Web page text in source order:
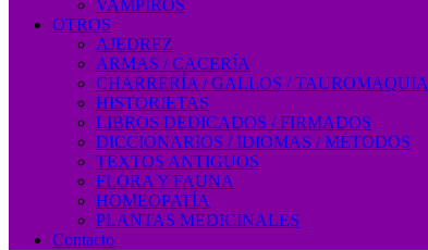
VAMPIROS
OTROS
AJEDREZ
ARMAS / CACERÍA
CHARRERÍA / GALLOS / TAUROMAQUIA
HISTORIETAS
LIBROS DEDICADOS / FIRMADOS
DICCIONARIOS / IDIOMAS / MÉTODOS
TEXTOS ANTIGUOS
FLORA Y FAUNA
HOMEOPATÍA
PLANTAS MEDICINALES
Contacto